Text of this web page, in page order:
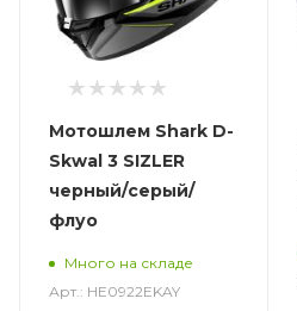
Мотошлем Shark D-
Skwal 3 SIZLER
черный/серый/
флуо
Много на складе
Арт.: HE0922EKAY